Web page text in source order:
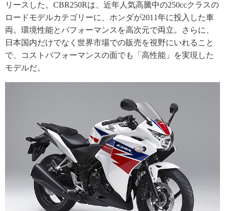
リースした。CBR250Rは、近年人気高騰中の250ccクラスの
ロードモデルカテゴリーに、ホンダが2011年に投入した車
両。環境性能とパフォーマンスを高次元で両立。さらに、
日本国内だけでなく世界市場での販売を視野にいれること
で、コストパフォーマンスの面でも「高性能」を実現した
モデルだ。